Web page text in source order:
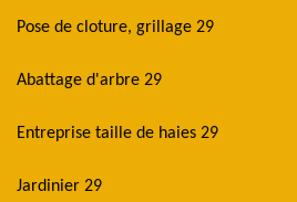
Pose de cloture, grillage 29
Abattage d'arbre 29
Entreprise taille de haies 29
Jardinier 29